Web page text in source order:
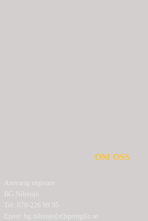
OM OSS
Ansvarig utgivare:
BG Nilensjö
Tel: 070-226 99 95
Epost: bg.nilensjo[at]springlfa.se